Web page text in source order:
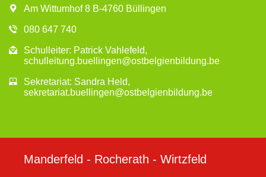
Am Wittumhof 8 B-4760 Büllingen
080 647 740
Schulleiter: Patrick Vahlefeld,
schulleitung.buellingen@ostbelgienbildung.be
Sekretariat: Sandra Held,
sekretariat.buellingen@ostbelgienbildung.be
Manderfeld - Rocherath - Wirtzfeld